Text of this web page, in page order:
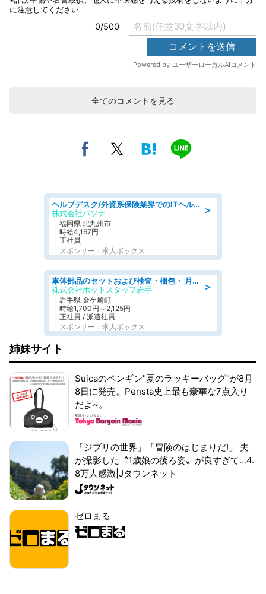
全てのコメントを見る
＞
ヘルプデスク/外資系保険業界でのITヘルプデスク業務/駅近/即日勤務可/ヘルプデスク
株式会社パソナ
福岡県 北九州市
時給4,167円
正社員
スポンサー：求人ボックス
＞
車体部品のセットおよび検査・梱包・ 月収32万可!自動車部品の組付け・検査 家賃補助あり 長期安定/日払いOK
株式会社ホットスタッフ岩手
岩手県 金ケ崎町
時給1,700円～2,125円
正社員 / 派遣社員
スポンサー：求人ボックス
姉妹サイト
Suicaのペンギン"夏のラッキーバッグ"が8月
8日に発売。Pensta史上最も豪華な7点入り
だよ~。
「ジブリの世界」「冒険のはじまりだ!」 夫
が撮影した〝1歳娘の後ろ姿〟が良すぎて...4.
8万人感激|Jタウンネット
ゼロまる